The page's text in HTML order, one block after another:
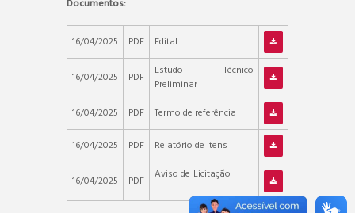
Documentos:
16/04/2025 PDF Edital
16/04/2025 PDF
Estudo Técnico
Preliminar
16/04/2025
PDF Termo de referência
16/04/2025 PDF Relatório de Itens
16/04/2025 PDF Aviso de Licitação